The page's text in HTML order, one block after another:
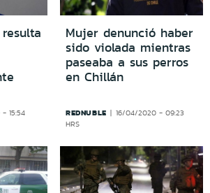
15:54
Mujer denunció haber
sido violada mientras
paseaba a sus perros
en Chillán
REDNUBLE
16/04/2020 - 09:23
HRS